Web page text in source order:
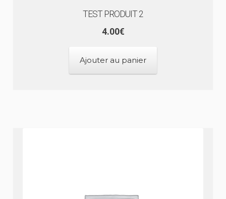
TEST PRODUIT 2
4.00€
Ajouter au panier